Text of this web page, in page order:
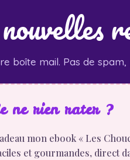
boîte mail. Pas de spam,
ne rien rater ?
mon ebook « Les
et gourmandes, direct